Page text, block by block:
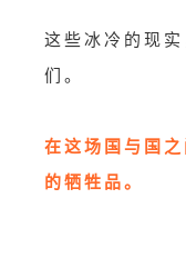
这些冰冷的现
们。
在这场国与国
的牺牲品。